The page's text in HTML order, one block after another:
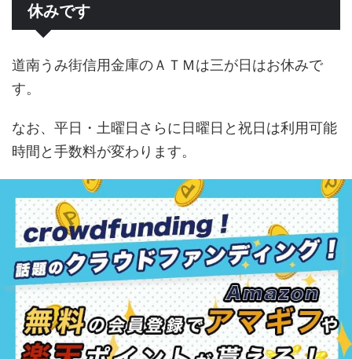
休みです
道南うみ街信用金庫のＡＴＭは三が日はお休みで
す。
なお、平日・土曜日さらに日曜日と祝日は利用可能
時間と手数料が変わります。